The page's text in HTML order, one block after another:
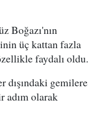
Boğazı'nın
üç kattan fazla
faydalı oldu.
dışındaki gemilere
adım olarak